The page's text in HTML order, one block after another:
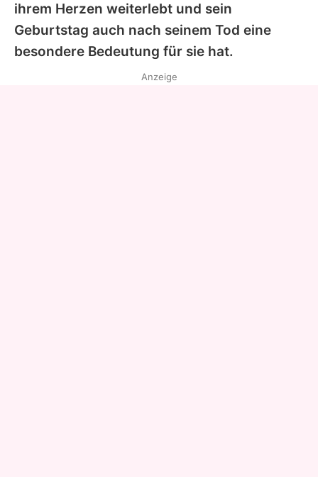
ihrem Herzen weiterlebt und sein
Geburtstag auch nach seinem Tod eine
besondere Bedeutung für sie hat.
Anzeige